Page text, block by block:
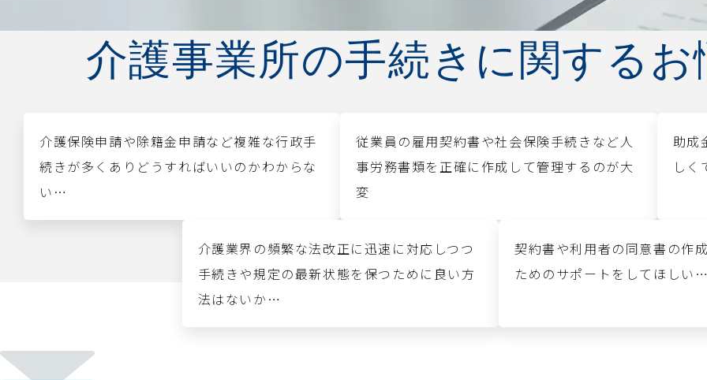
介護事業所の手続きに関する
介護保険申請や除籍金申請など複雑な行政手
続きが多くありどうすればいいのかわからな
い…
従業員の雇用契約書や社会保険手続きなど人
事労務書類を正確に作成して管理するのが大
変
助成
し
介護業界の頻繁な法改正に迅速に対応しつつ
手続きや規定の最新状態を保つために良い方
法はないか…
契約書や利用者の同意書の作
ためのサポートをしてほしい